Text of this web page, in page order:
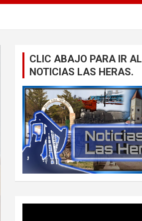
CLIC ABAJO PARA IR
NOTICIAS LAS HERAS.